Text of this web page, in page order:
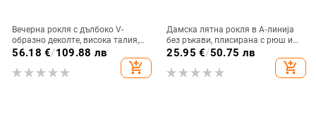
Вечерна рокля с дълбоко V-
образно деколте, висока талия,
дълги ръкави, малък шлейф,
56.18 €/109.88 лв
add_shopping_cart
Дамска лятна рокля в А‑линија
без ръкави, плисирана с рюш и
волани, бобено зелена, курортен
25.95 €/50.75 лв
add_shopping_cart